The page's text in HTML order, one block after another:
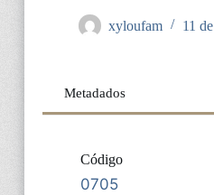
xyloufam 11
Metadados
Código
0705